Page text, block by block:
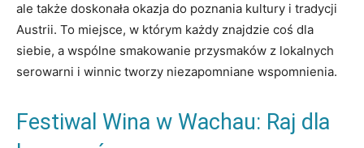
ale także‍ doskonała ⁤okazja do poznania kultury i tradycji
Austrii. To miejsce, w którym każdy znajdzie coś dla
siebie,‍ a wspólne ‌smakowanie⁢ przysmaków z lokalnych
serowarni i​ winnic tworzy niezapomniane wspomnienia.
Festiwal Wina w Wachau: Raj dla